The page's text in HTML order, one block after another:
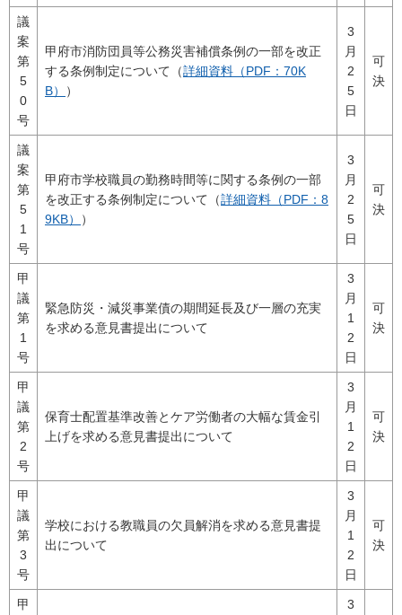
議
案
第
5
0
号
甲府市消防団員等公務災害補償条例の一部を改正
する条例制定について（詳細資料（PDF：70K
B）
）
3
月
2
5
日
可
決
議
案
第
5
1
号
甲府市学校職員の勤務時間等に関する条例の一部
を改正する条例制定について（詳細資料（PDF：8
9KB）
）
3
月
2
5
日
可
決
甲
議
第
1
号
緊急防災・減災事業債の期間延長及び一層の充実
を求める意見書提出について
3
月
1
2
日
可
決
甲
議
第
2
号
保育士配置基準改善とケア労働者の大幅な賃金引
上げを求める意見書提出について
3
月
1
2
日
可
決
甲
議
第
3
号
学校における教職員の欠員解消を求める意見書提
出について
3
月
1
2
日
可
決
甲
3